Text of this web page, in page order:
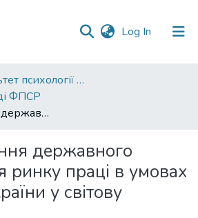
Log In (current)
10. Факультет психології та соціальної роботи
ФПСР
Вдосконалення державного регулювання ринку праці в умовах інтеграції України у світову економіку
державного
ринку праці в умовах
у світову